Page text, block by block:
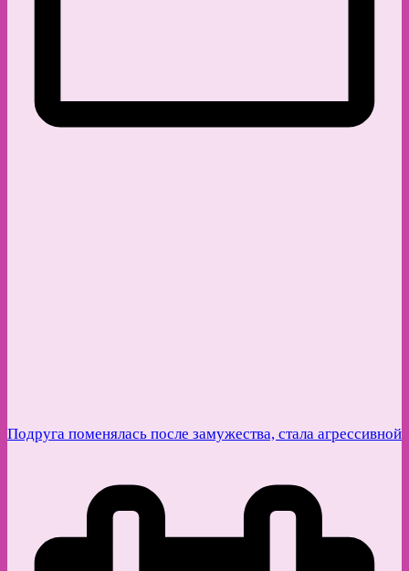
Подруга поменялась после замужества, стала агрессивной